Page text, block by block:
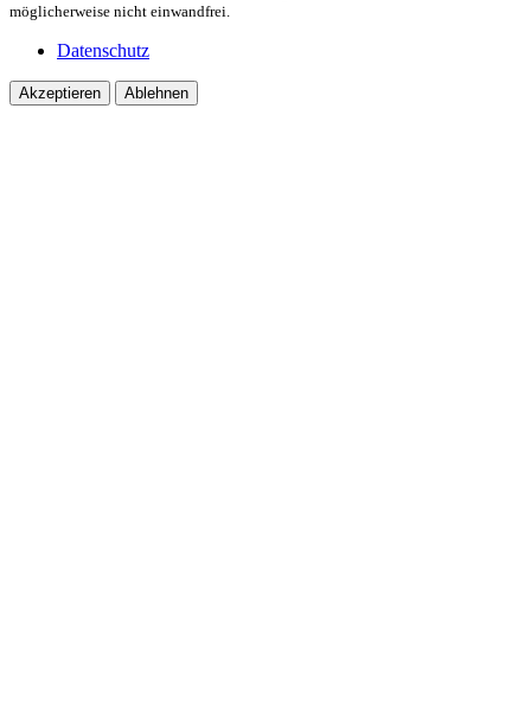
möglicherweise nicht einwandfrei.
Datenschutz
Akzeptieren Ablehnen